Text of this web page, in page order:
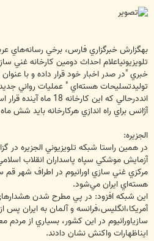
بهگزارش خبرگزاري فارس، برخي رسانه‌هاي
تلويزيونياعلام احداث دومين كارخانه غني
‌خبري "در صدر اخبار خود قرار داده و با
توليدتسليحات هسته‌اي " عمليات رواني
انددرحالي كه اين
آژانس براي راه اندازي هركارخانه بايد شش
الجزيره:
در همين راستا شبكه تلويزيوني الجزيره در
آزمايش موشكي سپاه پاسداران انقلاب
مركزي غني سازي اورانيوم در اطراف شهر
هسته‌اي ايران مي‌شود.
اين شبكه افزود: در پي مطرح شدن
آمريكا،انگليس،فرانسه و آلمان به ايران
سازياورانيوم در اين كشور، بسياري از مردم
ايناظهارات واكنش نشان دادند.